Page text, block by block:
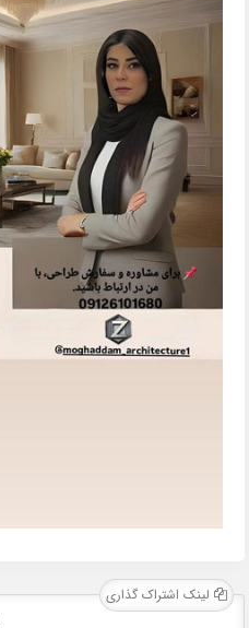
لینک اشتراک گذاری